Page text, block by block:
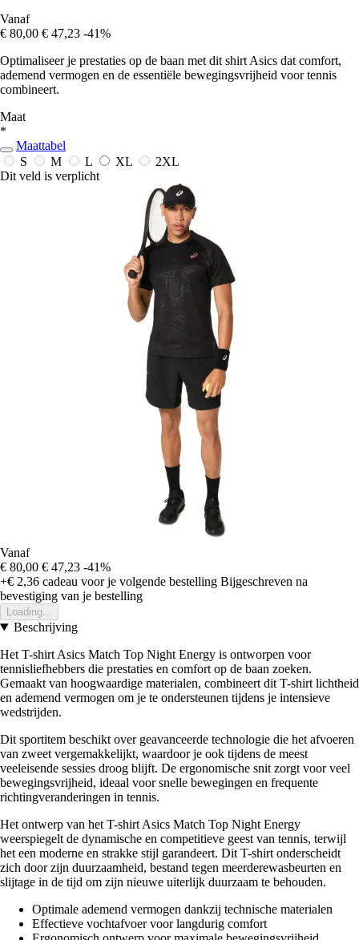
Vanaf
€ 80,00 € 47,23 -41%
Optimaliseer je prestaties op de baan met dit shirt Asics dat comfort,
ademend vermogen en de essentiële bewegingsvrijheid voor tennis
combineert.
Maat
*
Maattabel
S
M L XL
2XL
Dit veld is verplicht
Vanaf
€ 80,00 € 47,23 -41%
+€ 2,36 cadeau voor je volgende bestelling Bijgeschreven na
bevestiging van je bestelling
Loading...
Beschrijving
Het T-shirt Asics Match Top Night Energy is ontworpen voor
tennisliefhebbers die prestaties en comfort op de baan zoeken.
Gemaakt van hoogwaardige materialen, combineert dit T-shirt lichtheid
en ademend vermogen om je te ondersteunen tijdens je intensieve
wedstrijden.
Dit sportitem beschikt over geavanceerde technologie die het afvoeren
van zweet vergemakkelijkt, waardoor je ook tijdens de meest
veeleisende sessies droog blijft. De ergonomische snit zorgt voor veel
bewegingsvrijheid, ideaal voor snelle bewegingen en frequente
richtingveranderingen in tennis.
Het ontwerp van het T-shirt Asics Match Top Night Energy
weerspiegelt de dynamische en competitieve geest van tennis, terwijl
het een moderne en strakke stijl garandeert. Dit T-shirt onderscheidt
zich door zijn duurzaamheid, bestand tegen meerderewasbeurten en
slijtage in de tijd om zijn nieuwe uiterlijk duurzaam te behouden.
Optimale ademend vermogen dankzij technische materialen
Effectieve vochtafvoer voor langdurig comfort